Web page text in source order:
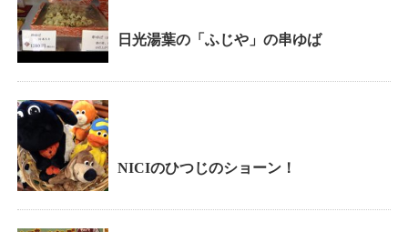
日光湯葉の「ふじや」の串ゆば
NICIのひつじのショーン！